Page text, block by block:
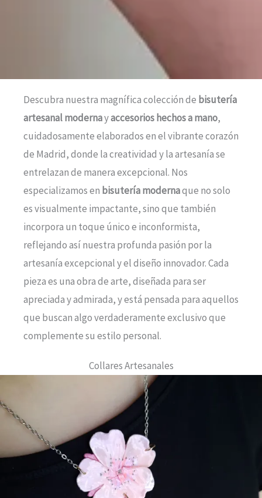
Descubra nuestra magnífica colección de bisutería
artesanal modernayaccesorios hechos a mano,
cuidadosamente elaborados en el vibrante corazón
de Madrid, donde la creatividad y la artesanía se
entrelazan de manera excepcional. Nos
especializamos en bisutería modernaque no solo
es visualmente impactante, sino que también
incorpora un toque único e inconformista,
reflejando así nuestra profunda pasión por la
artesanía excepcional y el diseño innovador. Cada
pieza es una obra de arte, diseñada para ser
apreciada y admirada, y está pensada para aquellos
que buscan algo verdaderamente exclusivo que
complemente su estilo personal.
Collares Artesanales